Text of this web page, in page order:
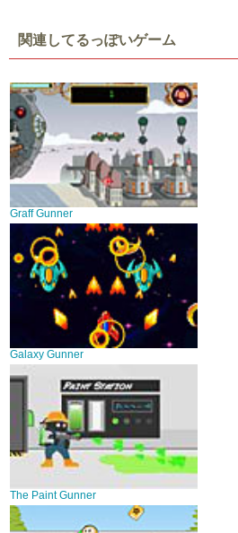
関連してるっぽいゲーム
Graff Gunner
Galaxy Gunner
The Paint Gunner